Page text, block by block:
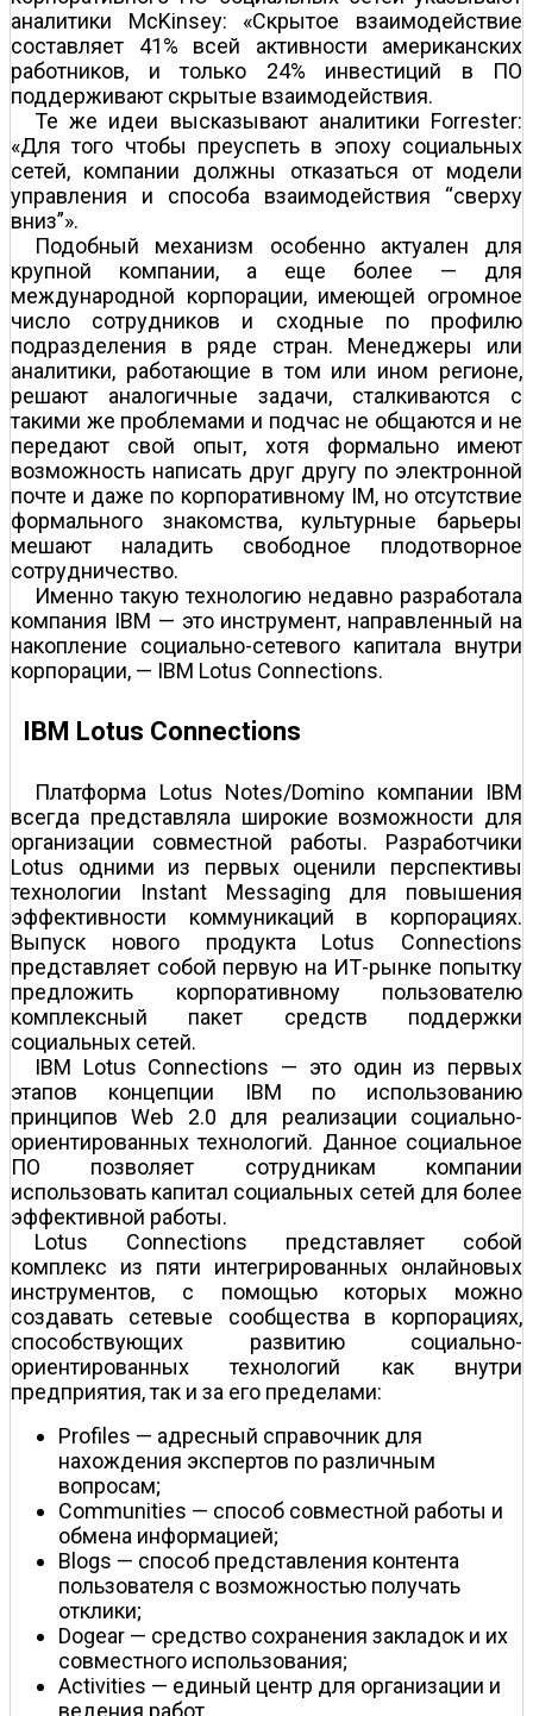
аналитики McKinsey: «Скрытое взаимодействие
составляет 41% всей активности американских
работников, и только 24% инвестиций в ПО
поддерживают скрытые взаимодействия.
Те же идеи высказывают аналитики Forrester:
«Для того чтобы преуспеть в эпоху социальных
сетей, компании должны отказаться от модели
управления и способа взаимодействия “сверху
вниз”».
Подобный механизм особенно актуален для
крупной компании, а еще более — для
международной корпорации, имеющей огромное
число сотрудников и сходные по профилю
подразделения в ряде стран. Менеджеры или
аналитики, работающие в том или ином регионе,
решают аналогичные задачи, сталкиваются с
такими же проблемами и подчас не общаются и не
передают свой опыт, хотя формально имеют
возможность написать друг другу по электронной
почте и даже по корпоративному IM, но отсутствие
формального знакомства, культурные барьеры
мешают наладить свободное плодотворное
сотрудничество.
Именно такую технологию недавно разработала
компания IBM — это инструмент, направленный на
накопление социально-сетевого капитала внутри
корпорации, — IBM Lotus Connections.
IBM Lotus Connections
Платформа Lotus Notes/Domino компании IBM
всегда представляла широкие возможности для
организации совместной работы. Разработчики
Lotus одними из первых оценили перспективы
технологии Instant Messaging для повышения
эффективности коммуникаций в корпорациях.
Выпуск нового продукта Lotus Connections
представляет собой первую на ИТ-рынке попытку
предложить корпоративному пользователю
комплексный пакет средств поддержки
социальных сетей.
IBM Lotus Connections — это один из первых
этапов концепции IBM по использованию
принципов Web 2.0 для реализации социально-
ориентированных технологий. Данное социальное
ПО позволяет сотрудникам компании
использовать капитал социальных сетей для более
эффективной работы.
Lotus Connections представляет собой
комплекс из пяти интегрированных онлайновых
инструментов, с помощью которых можно
создавать сетевые сообщества в корпорациях,
способствующих развитию социально-
ориентированных технологий как внутри
предприятия, так и за его пределами:
Profiles — адресный справочник для
нахождения экспертов по различным
вопросам;
Communities — способ совместной работы и
обмена информацией;
Blogs — способ представления контента
пользователя с возможностью получать
отклики;
Dogear — средство сохранения закладок и их
совместного использования;
Activities — единый центр для организации и